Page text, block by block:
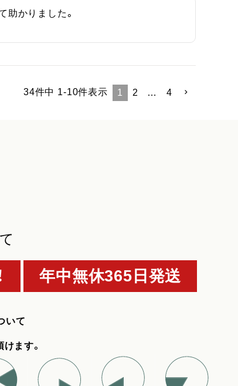
助かりました。
34件中 1-10件表示 1 2 … 4
年中無休365日発送
いて
ます。